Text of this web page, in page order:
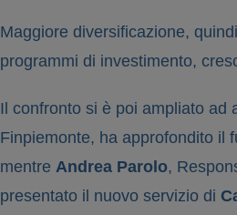
Maggiore diversificazione,
programmi di investimento,
Il confronto si è poi ampliato ad
Finpiemonte, ha approfondito il
mentre Andrea Parolo,
presentato il nuovo servizio di